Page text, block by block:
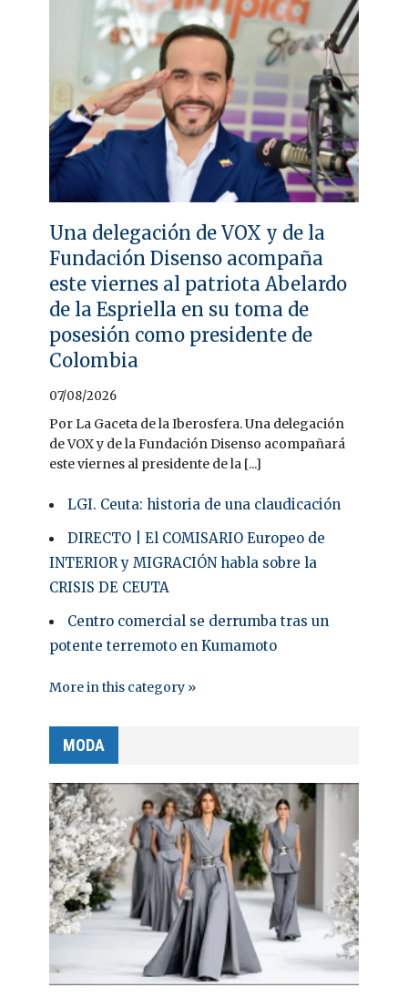
Una delegación de VOX y de la
Fundación Disenso acompaña
este viernes al patriota Abelardo
de la Espriella en su toma de
posesión como presidente de
Colombia
07/08/2026
Por La Gaceta de la Iberosfera. Una delegación
de VOX y de la Fundación Disenso acompañará
este viernes al presidente de la [...]
LGI. Ceuta: historia de una claudicación
DIRECTO | El COMISARIO Europeo de
INTERIOR y MIGRACIÓN habla sobre la
CRISIS DE CEUTA
Centro comercial se derrumba tras un
potente terremoto en Kumamoto
More in this category »
MODA